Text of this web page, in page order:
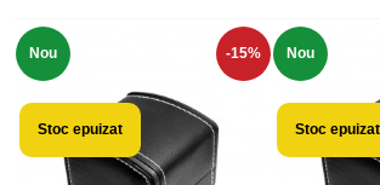
Nou -15%
Stoc epuizat
Nou
Stoc epuizat